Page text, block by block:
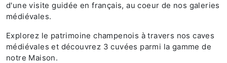
d'une visite guidée en français, au coeur de nos galeries
médiévales.
Explorez le patrimoine champenois à travers nos caves
médiévales et découvrez 3 cuvées parmi la gamme de
notre Maison.